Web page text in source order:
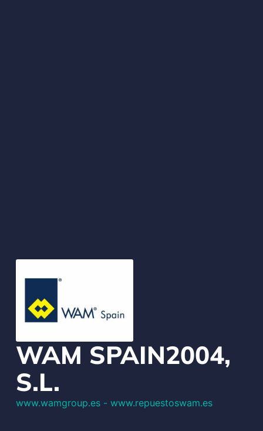
WAM SPAIN2004,
S.L.
www.wamgroup.es - www.repuestoswam.es